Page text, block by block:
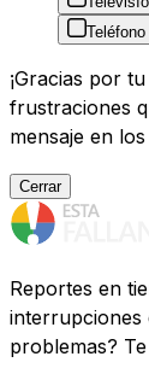
Teléfono
¡Gracias por
frustraciones
mensaje en
Cerrar
Reportes en
interrupciones
problemas?